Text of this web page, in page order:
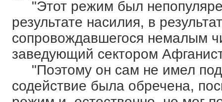
"Этот режим был
результате насилия, в
сопровождавшегося немалым
заведующий сектором
"Поэтому он сам не имел
содействие была обречена,